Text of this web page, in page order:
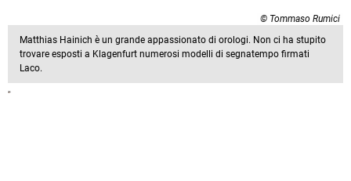
© Tommaso Rumici
Matthias Hainich è un grande appassionato di orologi. Non ci ha stupito
trovare esposti a Klagenfurt numerosi modelli di segnatempo firmati
Laco.